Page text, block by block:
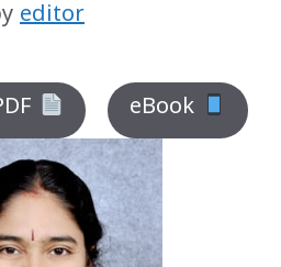
editor
eBook